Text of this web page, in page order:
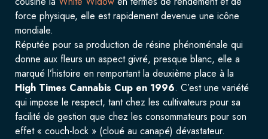
force physique, elle est rapidement devenue une icône
mondiale.
Réputée pour sa production de résine phénoménale qui
donne aux fleurs un aspect givré, presque blanc, elle a
marqué l’histoire en remportant la deuxième place à la
High Times Cannabis Cup en 1996. C’est une variété
qui impose le respect, tant chez les cultivateurs pour sa
facilité de gestion que chez les consommateurs pour son
effet « couch-lock » (cloué au canapé) dévastateur.